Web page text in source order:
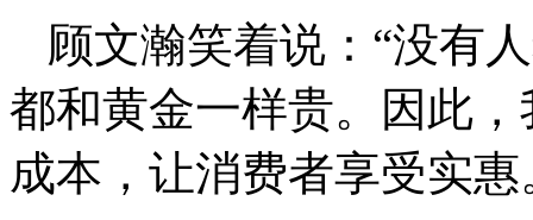
顾文瀚笑着说：“没有
都和黄金一样贵。因此
成本，让消费者享受实惠